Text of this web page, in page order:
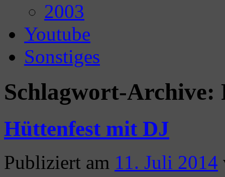
2003
Youtube
Sonstiges
Schlagwort-Archive:
Hüttenfest mit DJ
Publiziert am 11. Juli 2014